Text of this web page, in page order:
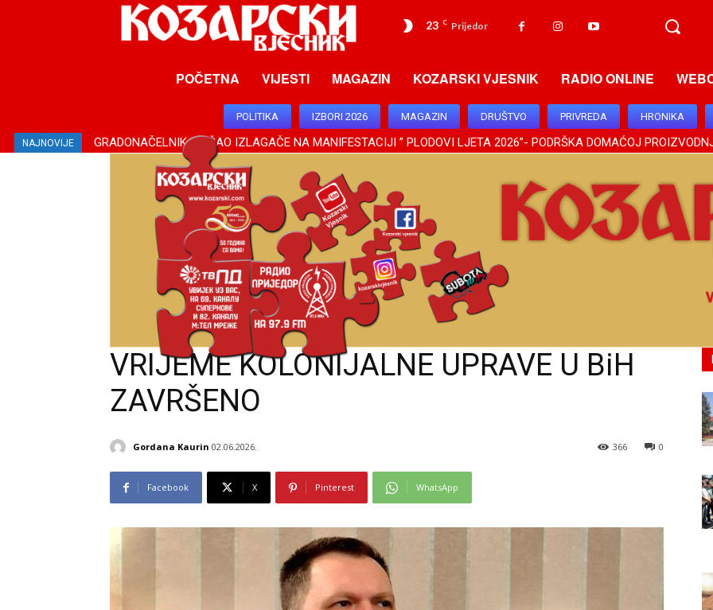
23 C Prijedor
POČETNA VIJESTI MAGAZIN KOZARSKI VJESNIK RADIO ONLINE
POLITIKA IZBORI 2026 MAGAZIN DRUŠTVO PRIVREDA HRONIKA
NAJNOVIJE GRADONAČELNIK OBIŠAO IZLAGAČE NA MANIFESTACIJI ” PLODOVI LJETA 2026”- PODRŠKA DOMAĆOJ
BLAŽI PAD TEMPERATURE VAZDUHA POSLIJE 15. AVGUSTA
VRIJEME KOLONIJALNE UPRAVE U BiH
ZAVRŠENO
Gordana Kaurin 02.06.2026. 0
366
Facebook X Pinterest WhatsApp